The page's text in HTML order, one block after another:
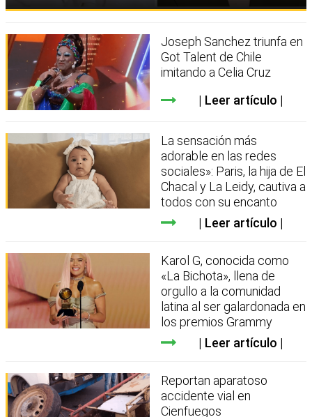
Joseph Sanchez triunfa en
Got Talent de Chile
imitando a Celia Cruz
Leer artículo
La sensación más
adorable en las redes
sociales»: Paris, la hija de El
Chacal y La Leidy, cautiva a
todos con su encanto
Leer artículo
Karol G, conocida como
«La Bichota», llena de
orgullo a la comunidad
latina al ser galardonada en
los premios Grammy
Leer artículo
Reportan aparatoso
accidente vial en
Cienfuegos